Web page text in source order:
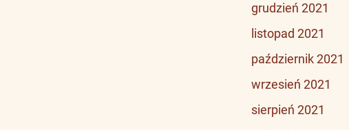
grudzień 2021
listopad 2021
październik 2021
wrzesień 2021
sierpień 2021